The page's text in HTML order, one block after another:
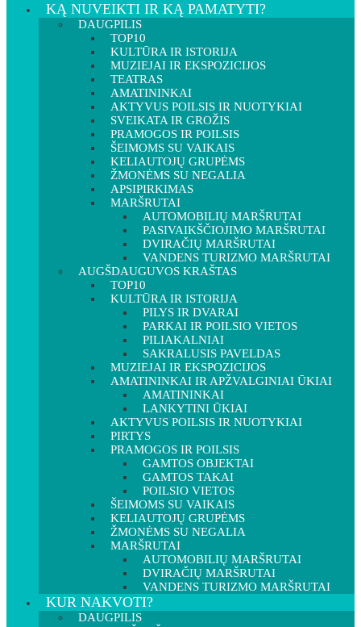
KĄ NUVEIKTI IR KĄ PAMATYTI?
DAUGPILIS
TOP10
KULTŪRA IR ISTORIJA
MUZIEJAI IR EKSPOZICIJOS
TEATRAS
AMATININKAI
AKTYVUS POILSIS IR NUOTYKIAI
SVEIKATA IR GROŽIS
PRAMOGOS IR POILSIS
ŠEIMOMS SU VAIKAIS
KELIAUTOJŲ GRUPĖMS
ŽMONĖMS SU NEGALIA
APSIPIRKIMAS
MARŠRUTAI
AUTOMOBILIŲ MARŠRUTAI
PASIVAIKŠČIOJIMO MARŠRUTAI
DVIRAČIŲ MARŠRUTAI
VANDENS TURIZMO MARŠRUTAI
AUGŠDAUGUVOS KRAŠTAS
TOP10
KULTŪRA IR ISTORIJA
PILYS IR DVARAI
PARKAI IR POILSIO VIETOS
PILIAKALNIAI
SAKRALUSIS PAVELDAS
MUZIEJAI IR EKSPOZICIJOS
AMATININKAI IR APŽVALGINIAI ŪKIAI
AMATININKAI
LANKYTINI ŪKIAI
AKTYVUS POILSIS IR NUOTYKIAI
PIRTYS
PRAMOGOS IR POILSIS
GAMTOS OBJEKTAI
GAMTOS TAKAI
POILSIO VIETOS
ŠEIMOMS SU VAIKAIS
KELIAUTOJŲ GRUPĖMS
ŽMONĖMS SU NEGALIA
MARŠRUTAI
AUTOMOBILIŲ MARŠRUTAI
DVIRAČIŲ MARŠRUTAI
VANDENS TURIZMO MARŠRUTAI
KUR NAKVOTI?
DAUGPILIS